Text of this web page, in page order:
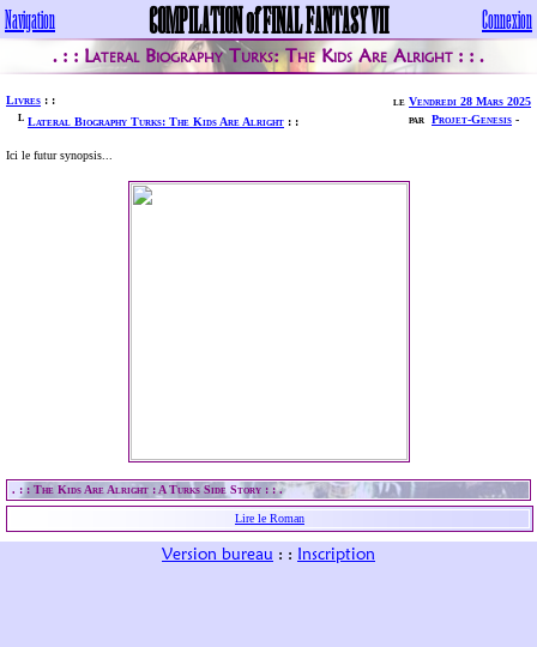
Navigation Connexion
COMPILATION of FINAL FANTASY VII
. : : Lateral Biography Turks: The Kids Are Alright : : .
Livres : :
L Lateral Biography Turks: The Kids Are Alright : :
le Vendredi 28 Mars 2025
par Projet-Genesis -
Ici le futur synopsis...
. : : The Kids Are Alright : A Turks Side Story : : .
Lire le Roman
Version bureau : : Inscription